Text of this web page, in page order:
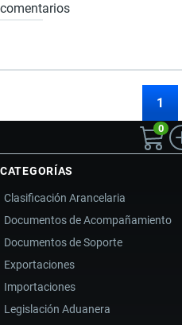
ECUADOR
DE
IMPORTACIONES
DESDE
COLOMBIA
AL
50%:
CONTEXTO,
IMPACTO
Y
CRONOLOGÍA
comentarios
1
0
CATEGORÍAS
Clasificación Arancelaria
Documentos de Acompañamiento
Documentos de Soporte
Exportaciones
Importaciones
Legislación Aduanera